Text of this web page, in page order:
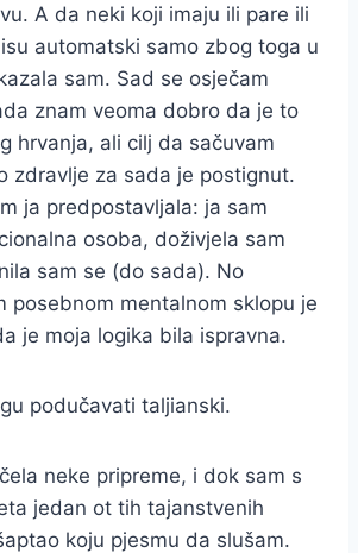
A da neki koji imaju ili pare ili
automatski samo zbog toga u
sam. Sad se osječam
znam veoma dobro da je to
hrvanja, ali cilj da sačuvam
zdravlje za sada je postignut.
ja predpostavljala: ja sam
osoba, doživjela sam
sam se (do sada). No
posebnom mentalnom sklopu je
je moja logika bila ispravna.
podučavati taljianski.
neke pripreme, i dok sam s
jedan ot tih tajanstvenih
koju pjesmu da slušam.